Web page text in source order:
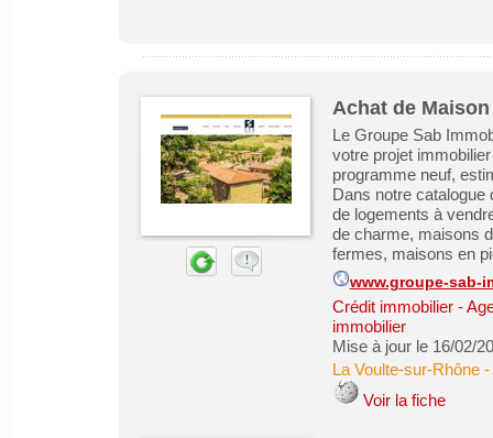
Achat de
Le Groupe Sab
votre projet
programme neuf,
Dans notre catalogue
de logements à
de charme, maisons
fermes, maisons en
www.groupe-sab-
Crédit immobilier-
immobilier
Mise à jour le 16/02/
La Voulte-sur-Rhône-
Voir la fiche